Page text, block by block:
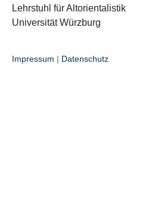
Lehrstuhl für Altorientalistik
Universität Würzburg
Impressum | Datenschutz